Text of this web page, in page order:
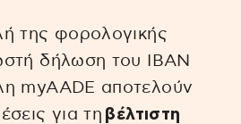
της φορολογικής
δήλωση του IBAN
myAADE αποτελούν
για τη βέλτιστη